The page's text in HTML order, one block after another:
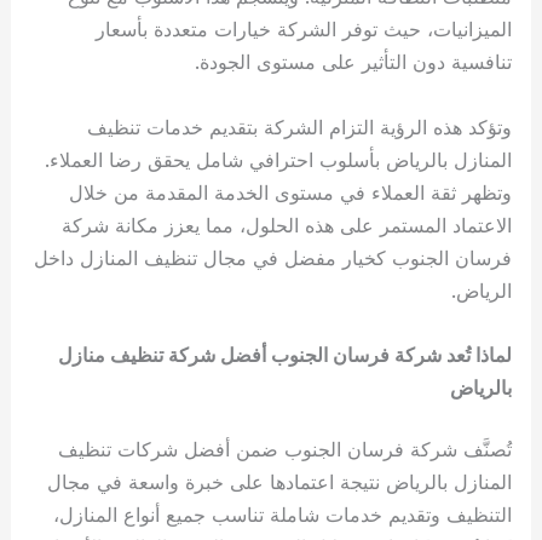
الميزانيات، حيث توفر الشركة خيارات متعددة بأسعار
تنافسية دون التأثير على مستوى الجودة.
وتؤكد هذه الرؤية التزام الشركة بتقديم خدمات تنظيف
المنازل بالرياض بأسلوب احترافي شامل يحقق رضا العملاء.
وتظهر ثقة العملاء في مستوى الخدمة المقدمة من خلال
الاعتماد المستمر على هذه الحلول، مما يعزز مكانة شركة
فرسان الجنوب كخيار مفضل في مجال تنظيف المنازل داخل
الرياض.
لماذا تُعد شركة فرسان الجنوب أفضل شركة تنظيف منازل
بالرياض
تُصنَّف شركة فرسان الجنوب ضمن أفضل شركات تنظيف
المنازل بالرياض نتيجة اعتمادها على خبرة واسعة في مجال
التنظيف وتقديم خدمات شاملة تناسب جميع أنواع المنازل،